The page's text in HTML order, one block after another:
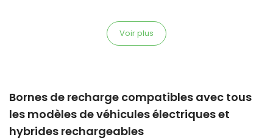
Voir plus
Bornes de recharge compatibles avec tous
les modèles de véhicules électriques et
hybrides rechargeables